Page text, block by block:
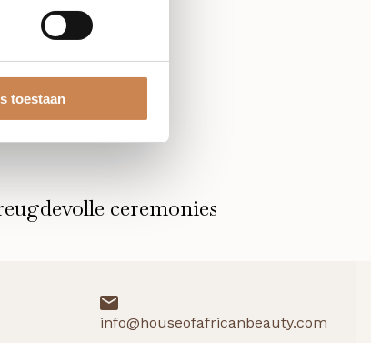
toestaan
info@houseofafricanbeauty.com